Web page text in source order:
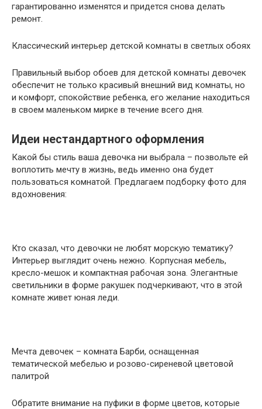
гарантированно изменятся и придется снова делать
ремонт.
Классический интерьер детской комнаты в светлых обоях
Правильный выбор обоев для детской комнаты девочек
обеспечит не только красивый внешний вид комнаты, но
и комфорт, спокойствие ребенка, его желание находиться
в своем маленьком мирке в течение всего дня.
Идеи нестандартного оформления
Какой бы стиль ваша девочка ни выбрала – позвольте ей
воплотить мечту в жизнь, ведь именно она будет
пользоваться комнатой. Предлагаем подборку фото для
вдохновения:
Кто сказал, что девочки не любят морскую тематику?
Интерьер выглядит очень нежно. Корпусная мебель,
кресло-мешок и компактная рабочая зона. Элегантные
светильники в форме ракушек подчеркивают, что в этой
комнате живет юная леди.
Мечта девочек – комната Барби, оснащенная
тематической мебелью и розово-сиреневой цветовой
палитрой
Обратите внимание на пуфики в форме цветов, которые